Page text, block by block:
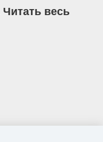
Читать весь